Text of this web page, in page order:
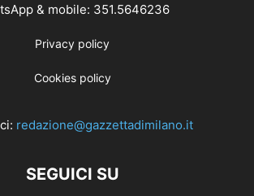
& mobile: 351.5646236
Privacy policy
Cookies policy
redazione@gazzettadimilano.it
SEGUICI SU